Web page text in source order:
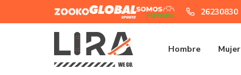
Hombre Mujer
Futbol
26230830